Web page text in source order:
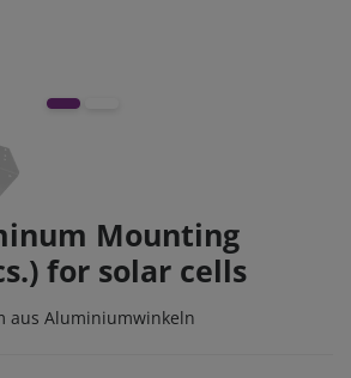
Mounting
for solar cells
aus Aluminiumwinkeln